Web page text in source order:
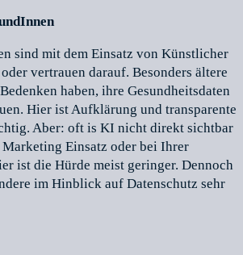
sind mit dem Einsatz von Künstlicher
vertrauen darauf. Besonders ältere
haben, ihre Gesundheitsdaten
Hier ist Aufklärung und transparente
Aber: oft is KI nicht direkt sichtbar
Einsatz oder bei Ihrer
ist die Hürde meist geringer. Dennoch
im Hinblick auf Datenschutz sehr